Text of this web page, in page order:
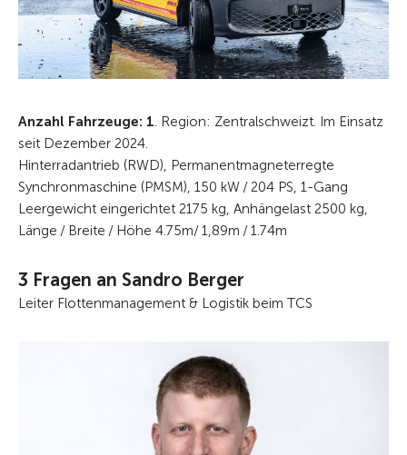
Anzahl Fahrzeuge: 1. Region: Zentralschweizt. Im Einsatz
seit Dezember 2024.
Hinterradantrieb (RWD), Permanentmagnet­erregte
Synchron­maschine (PMSM), 150 kW / 204 PS, 1-Gang
Leergewicht eingerichtet 2175 kg, Anhängelast 2500 kg,
Länge / Breite / Höhe 4.75m/ 1,89m / 1.74m
3 Fragen an Sandro Berger
Leiter Flottenmanagement & Logistik beim TCS